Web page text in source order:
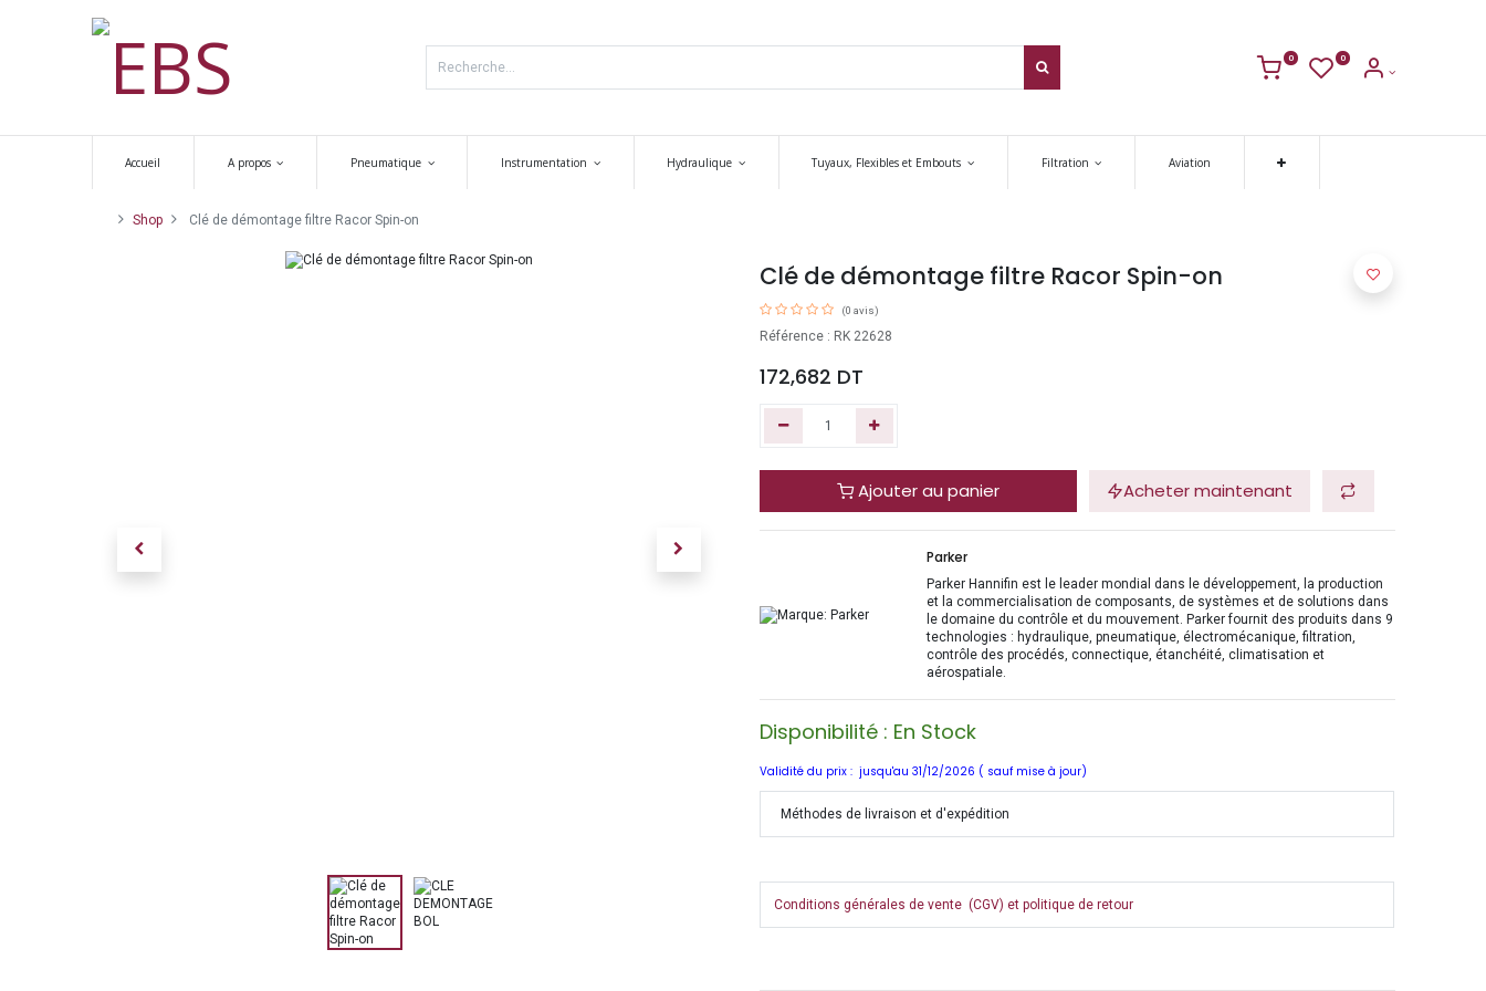
0 0
Accueil A propos Pneumatique Instrumentation Hydraulique Tuyaux, Flexibles et Embouts Filtration Aviation
Shop Clé de démontage filtre Racor Spin-on
Clé de démontage filtre Racor Spin-on
(0 avis)
Référence : RK 22628
172,682 DT
Ajouter au panier Acheter maintenant
Parker
Parker Hannifin est le leader mondial dans le développement, la production
et la commercialisation de composants, de systèmes et de solutions dans
le domaine du contrôle et du mouvement. Parker fournit des produits dans 9
technologies : hydraulique, pneumatique, électromécanique, filtration,
contrôle des procédés, connectique, étanchéité, climatisation et
aérospatiale.
Disponibilité : En Stock
Validité du prix : jusqu'au 31/12/2026 ( sauf mise à jour)
Méthodes de livraison et d'expédition
Conditions générales de vente (CGV) et politique de retour